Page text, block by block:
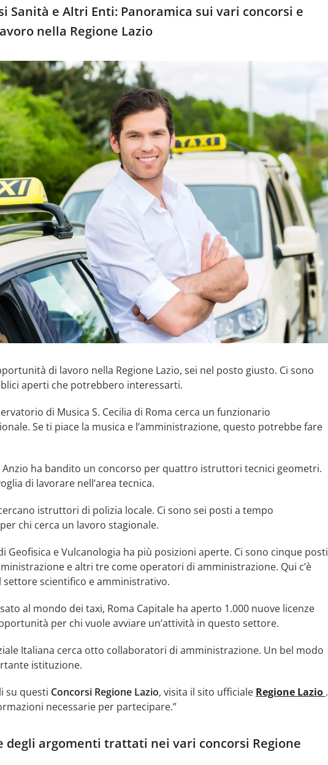
Sanità e Altri Enti: Panoramica sui vari concorsi e
nella Regione Lazio
di lavoro nella Regione Lazio, sei nel posto giusto. Ci sono
aperti che potrebbero interessarti.
di Musica S. Cecilia di Roma cerca un funzionario
Se ti piace la musica e l’amministrazione, questo potrebbe fare
Anzio ha bandito un concorso per quattro istruttori tecnici geometri.
di lavorare nell’area tecnica.
istruttori di polizia locale. Ci sono sei posti a tempo
chi cerca un lavoro stagionale.
Geofisica e Vulcanologia ha più posizioni aperte. Ci sono cinque posti
e altri tre come operatori di amministrazione. Qui c’è
settore scientifico e amministrativo.
al mondo dei taxi, Roma Capitale ha aperto 1.000 nuove licenze
per chi vuole avviare un’attività in questo settore.
Italiana cerca otto collaboratori di amministrazione. Un bel modo
istituzione.
su questi Concorsi Regione Lazio, visita il sito ufficiale Regione Lazio .
necessarie per partecipare.”
degli argomenti trattati nei vari concorsi Regione